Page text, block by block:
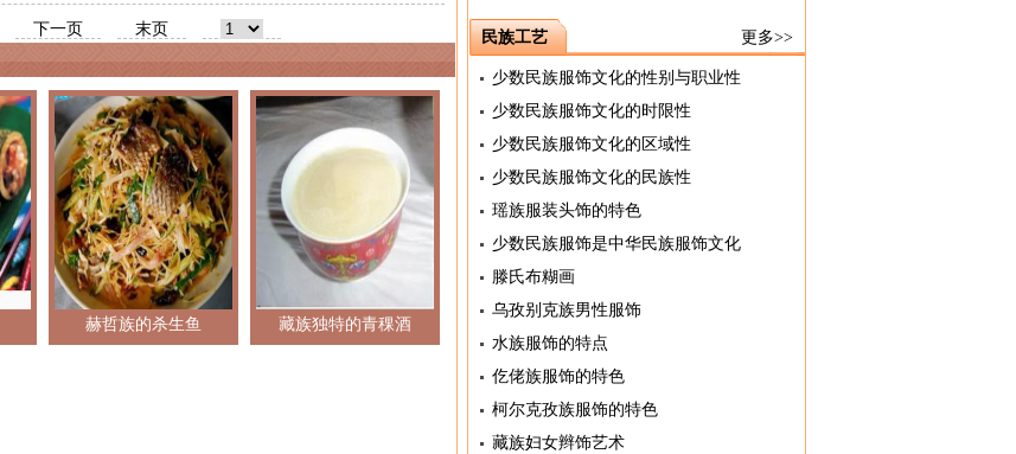
下一页
末页
赫哲族的杀生鱼 藏族独特的青稞酒
更多>>
民族工艺
少数民族服饰文化的性别与职业性
少数民族服饰文化的时限性
少数民族服饰文化的区域性
少数民族服饰文化的民族性
瑶族服装头饰的特色
少数民族服饰是中华民族服饰文化
滕氏布糊画
乌孜别克族男性服饰
水族服饰的特点
仡佬族服饰的特色
柯尔克孜族服饰的特色
藏族妇女辫饰艺术